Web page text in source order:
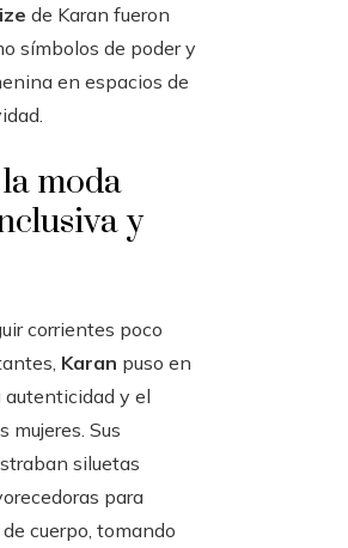
de Karan fueron
símbolos de poder y
en espacios de
moda
y
corrientes poco
Karan puso en
y el
mujeres. Sus
siluetas
para
cuerpo, tomando